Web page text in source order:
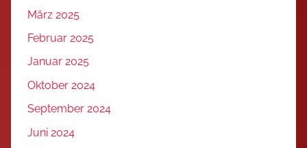
März 2025
Februar 2025
Januar 2025
Oktober 2024
September 2024
Juni 2024